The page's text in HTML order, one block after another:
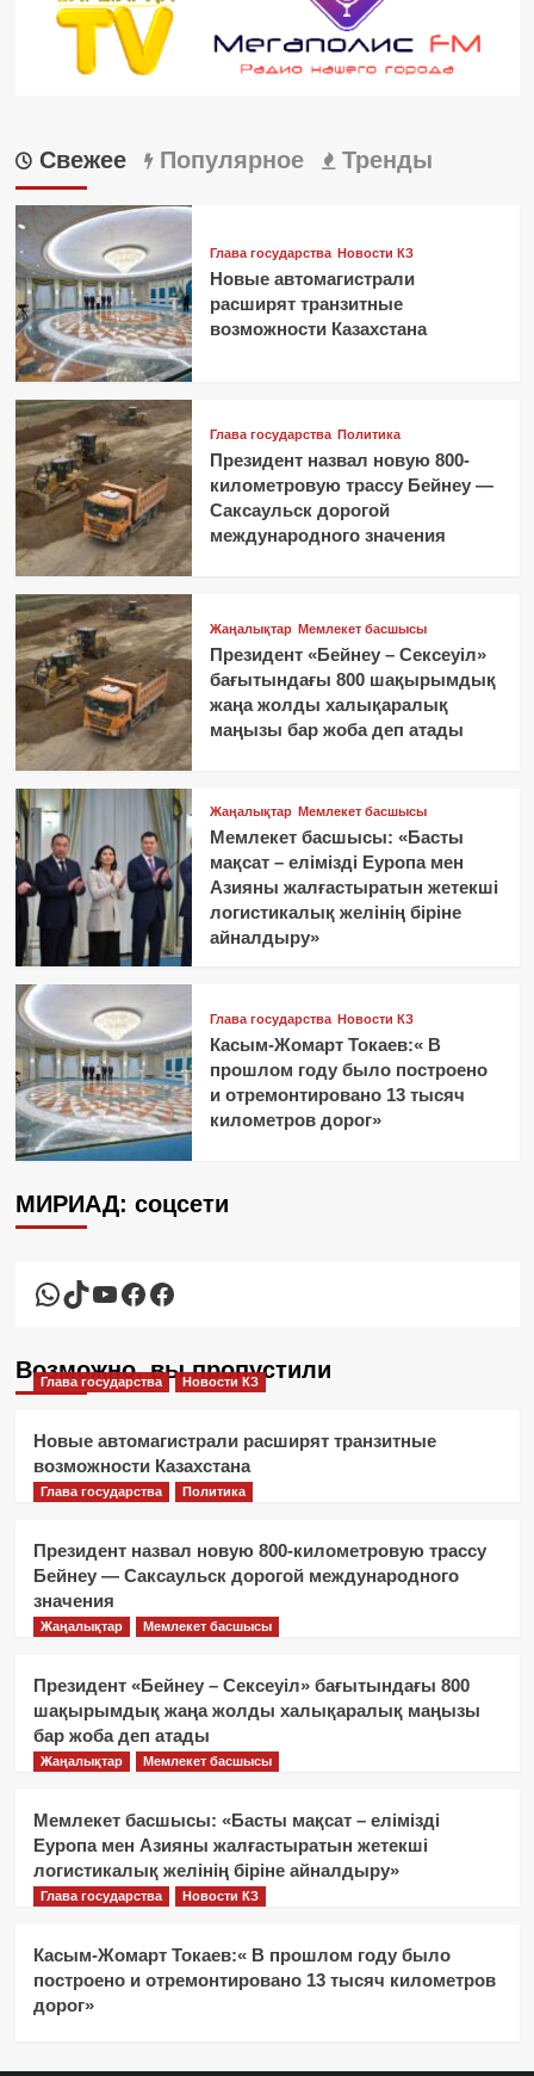
Свежее Популярное Тренды
Глава государства Новости КЗ
Новые автомагистрали
расширят транзитные
возможности Казахстана
Глава государства Политика
Президент назвал новую 800-
километровую трассу Бейнеу —
Саксаульск дорогой
международного значения
Жаңалықтар Мемлекет басшысы
Президент «Бейнеу – Сексеуіл»
бағытындағы 800 шақырымдық
жаңа жолды халықаралық
маңызы бар жоба деп атады
Жаңалықтар Мемлекет басшысы
Мемлекет басшысы: «Басты
мақсат – елімізді Еуропа мен
Азияны жалғастыратын жетекші
логистикалық желінің біріне
айналдыру»
Глава государства Новости КЗ
Касым-Жомарт Токаев:« В
прошлом году было построено
и отремонтировано 13 тысяч
километров дорог»
МИРИАД: соцсети
WhatsApp
TikTok
YouTube
Facebook
Facebook
Возможно, вы пропустили
Глава государства Новости КЗ
Новые автомагистрали расширят транзитные
возможности Казахстана
Глава государства Политика
Президент назвал новую 800-километровую трассу
Бейнеу — Саксаульск дорогой международного
значения
Жаңалықтар Мемлекет басшысы
Президент «Бейнеу – Сексеуіл» бағытындағы 800
шақырымдық жаңа жолды халықаралық маңызы
бар жоба деп атады
Жаңалықтар Мемлекет басшысы
Мемлекет басшысы: «Басты мақсат – елімізді
Еуропа мен Азияны жалғастыратын жетекші
логистикалық желінің біріне айналдыру»
Глава государства Новости КЗ
Касым-Жомарт Токаев:« В прошлом году было
построено и отремонтировано 13 тысяч километров
дорог»